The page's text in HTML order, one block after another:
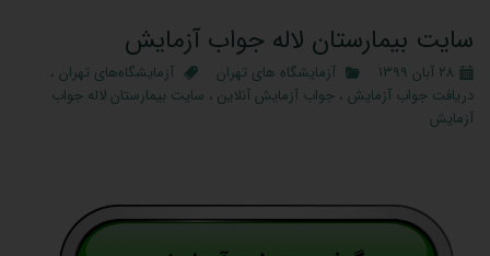
سایت بیمارستان لاله جواب آزمایش
۲۸ آبان ۱۳۹۹ آزمایشگاه‌ های تهران آزمایشگاه‌های تهران ،
دریافت جواب آزمایش ، جواب آزمایش آنلاین ، سایت بیمارستان لاله جواب
آزمایش